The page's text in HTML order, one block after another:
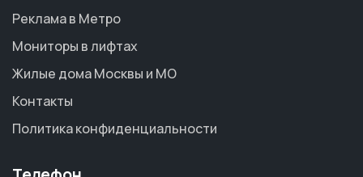
Реклама в Метро
Мониторы в лифтах
Жилые дома Москвы и МО
Контакты
Политика конфиденциальности